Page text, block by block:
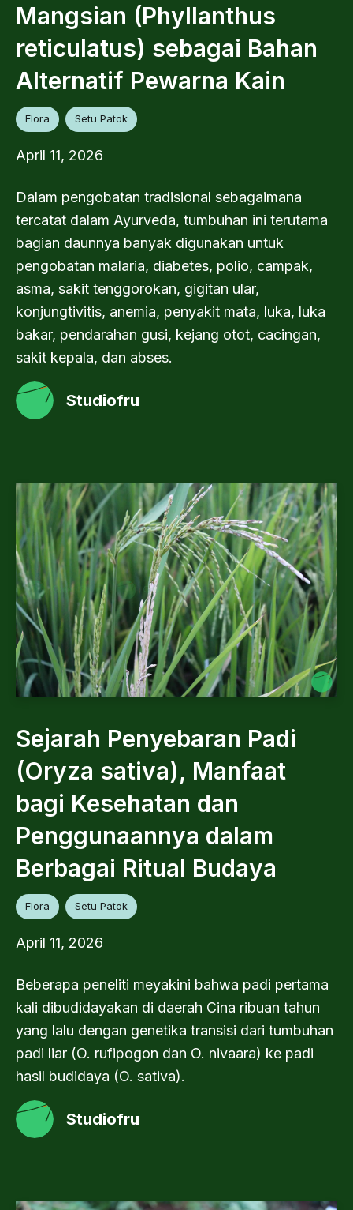
Mangsian (Phyllanthus
reticulatus) sebagai Bahan
Alternatif Pewarna Kain
Flora Setu Patok
April 11, 2026
Dalam pengobatan tradisional sebagaimana
tercatat dalam Ayurveda, tumbuhan ini terutama
bagian daunnya banyak digunakan untuk
pengobatan malaria, diabetes, polio, campak,
asma, sakit tenggorokan, gigitan ular,
konjungtivitis, anemia, penyakit mata, luka, luka
bakar, pendarahan gusi, kejang otot, cacingan,
sakit kepala, dan abses.
Studiofru
Sejarah Penyebaran Padi
(Oryza sativa), Manfaat
bagi Kesehatan dan
Penggunaannya dalam
Berbagai Ritual Budaya
Flora Setu Patok
April 11, 2026
Beberapa peneliti meyakini bahwa padi pertama
kali dibudidayakan di daerah Cina ribuan tahun
yang lalu dengan genetika transisi dari tumbuhan
padi liar (O. rufipogon dan O. nivaara) ke padi
hasil budidaya (O. sativa).
Studiofru